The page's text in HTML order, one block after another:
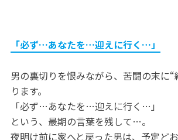
「必ず…あなたを…迎えに行く…」
男の裏切りを恨みながら、苦闘の末に
ります。
「必ず…あなたを…迎えに行く…」
という、最期の言葉を残して…。
夜明け前に家へと戻った男は、予定ど